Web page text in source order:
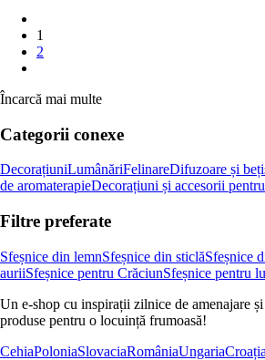
1
2
Încarcă mai multe
Categorii conexe
DecorațiuniLumânăriFelinareDifuzoare și
de aromaterapieDecorațiuni și accesorii pentru
Filtre preferate
Sfeșnice din lemnSfeșnice din sticlăSfeșnice
auriiSfeșnice pentru CrăciunSfeșnice pentru
Un e-shop cu inspirații zilnice de amenajare
produse pentru o locuință frumoasă!
CehiaPoloniaSlovaciaRomâniaUngariaCroația